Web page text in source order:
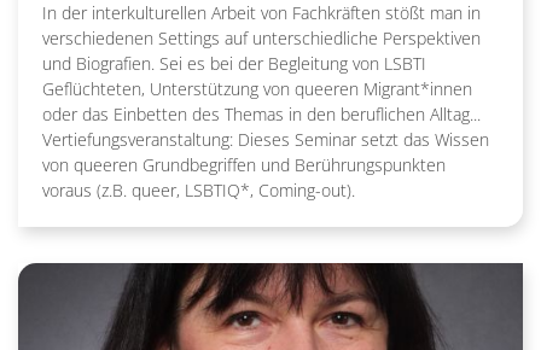
In der interkulturellen Arbeit von Fachkräften stößt man in
verschiedenen Settings auf unterschiedliche Perspektiven
und Biografien. Sei es bei der Begleitung von LSBTI
Geflüchteten, Unterstützung von queeren Migrant*innen
oder das Einbetten des Themas in den beruflichen Alltag...
Vertiefungsveranstaltung: Dieses Seminar setzt das Wissen
von queeren Grundbegriffen und Berührungspunkten
voraus (z.B. queer, LSBTIQ*, Coming-out).